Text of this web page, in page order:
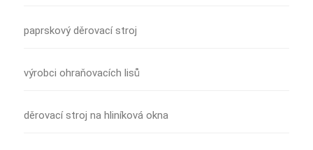
paprskový děrovací stroj
výrobci ohraňovacích lisů
děrovací stroj na hliníková okna